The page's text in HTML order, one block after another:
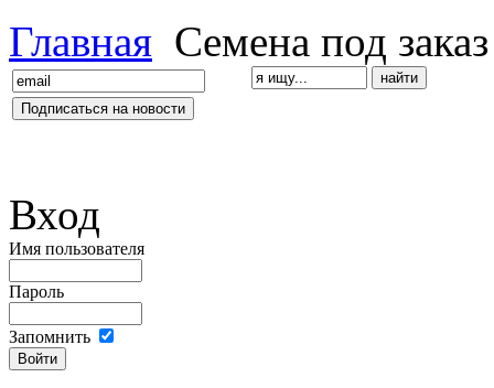
Главная Семена под заказ
Вход
Имя пользователя
Пароль
Запомнить